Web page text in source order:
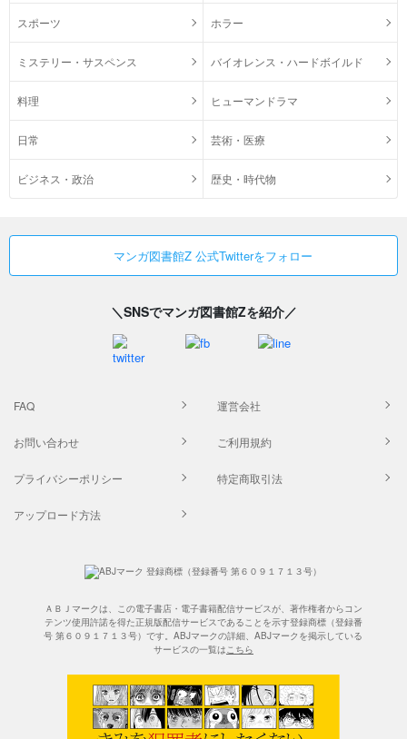
スポーツ ホラー
ミステリー・サスペンス バイオレンス・ハードボイルド
料理 ヒューマンドラマ
日常 芸術・医療
ビジネス・政治 歴史・時代物
マンガ図書館Z 公式Twitterをフォロー
＼SNSでマンガ図書館Zを紹介／
FAQ 運営会社
お問い合わせ ご利用規約
プライバシーポリシー 特定商取引法
アップロード方法
ＡＢＪマークは、この電子書店・電子書籍配信サービスが、著作権者からコン
テンツ使用許諾を得た正規版配信サービスであることを示す登録商標（登録番
号 第６０９１７１３号）です。ABJマークの詳細、ABJマークを掲示している
サービスの一覧は こちら